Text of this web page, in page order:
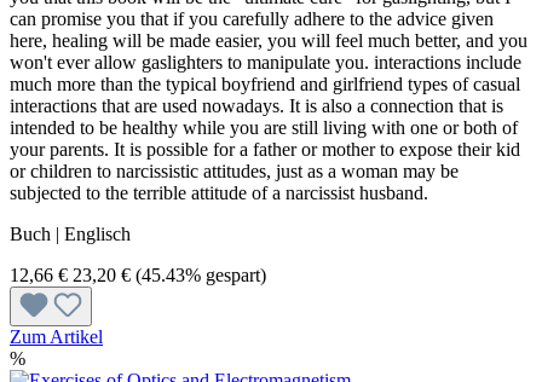
can promise you that if you carefully adhere to the advice given
here, healing will be made easier, you will feel much better, and you
won't ever allow gaslighters to manipulate you. interactions include
much more than the typical boyfriend and girlfriend types of casual
interactions that are used nowadays. It is also a connection that is
intended to be healthy while you are still living with one or both of
your parents. It is possible for a father or mother to expose their kid
or children to narcissistic attitudes, just as a woman may be
subjected to the terrible attitude of a narcissist husband.
Buch | Englisch
12,66 € 23,20 € (45.43% gespart)
Zum Artikel
%